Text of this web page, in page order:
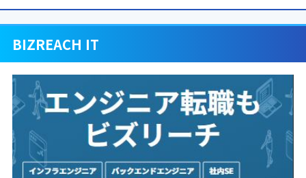
BIZREACH IT